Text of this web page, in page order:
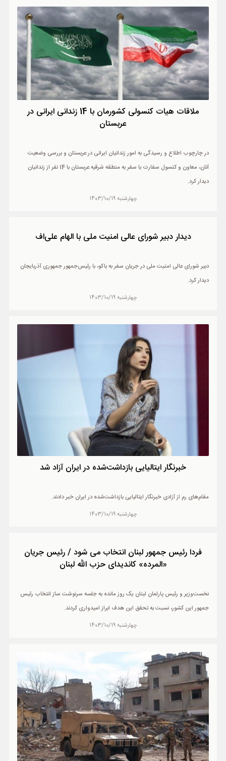
ملاقات هیات کنسولی کشورمان با 14 زندانی ایرانی در
عربستان
در چارچوب اطلاع و رسیدگی به امور زندانیان ایرانی در عربستان و بررسی وضعیت
آنان، معاون و کنسول سفارت با سفر به منطقه شرقیه عربستان با 14 نفر از زندانیان
دیدار کرد.
چهارشنبه 1403/10/19
دیدار دبیر شورای عالی امنیت ملی با الهام علی‌اف
دبیر شورای عالی امنیت ملی در جریان سفر به باکو، با رئیس‌جمهور جمهوری آذربایجان
دیدار کرد.
چهارشنبه 1403/10/19
خبرنگار ایتالیایی بازداشت‌شده در ایران آزاد شد
مقام‌های رم از آزادی خبرنگار ایتالیایی بازداشت‌شده در ایران خبر دادند.
چهارشنبه 1403/10/19
فردا رئیس جمهور لبنان انتخاب می شود / رئیس جریان
«المرده» کاندیدای حزب الله لبنان
نخست‌وزیر و رئیس پارلمان لبنان یک روز مانده به جلسه سرنوشت ساز انتخاب رئیس
جمهور این کشور، نسبت به تحقق این هدف ابراز امیدواری کردند.
چهارشنبه 1403/10/19